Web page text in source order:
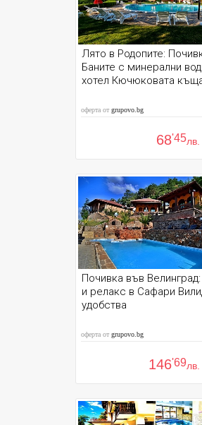
Лято в Родопите:
Баните с минерални
хотел Кючюковата
оферта отgrupovo.bg
68'45лв.
Почивка във
и релакс в Сафари
удобства
оферта отgrupovo.bg
146'69лв.